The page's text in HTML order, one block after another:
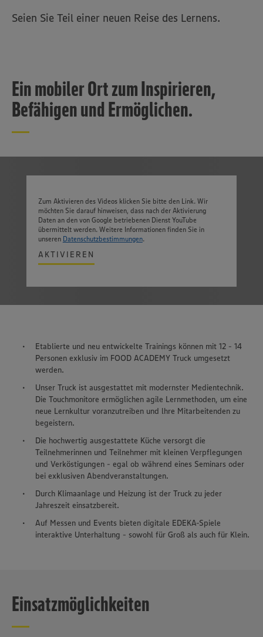
Seien Sie Teil einer neuen Reise des Lernens.
Ein mobiler Ort zum Inspirieren,
Befähigen und Ermöglichen.
Zum Aktivieren des Videos klicken Sie bitte den Link. Wir
möchten Sie darauf hinweisen, dass nach der Aktivierung
Daten an den von Google betriebenen Dienst YouTube
übermittelt werden. Weitere Informationen finden Sie in
unseren Datenschutzbestimmungen.
AKTIVIEREN
Etablierte und neu entwickelte Trainings können mit 12 - 14
Personen exklusiv im FOOD ACADEMY Truck umgesetzt
werden.
Unser Truck ist ausgestattet mit modernster Medientechnik.
Die Touchmonitore ermöglichen agile Lernmethoden, um eine
neue Lernkultur voranzutreiben und lhre Mitarbeitenden zu
begeistern.
Die hochwertig ausgestattete Küche versorgt die
Teilnehmerinnen und Teilnehmer mit kleinen Verpflegungen
und Verköstigungen - egal ob während eines Seminars oder
bei exklusiven Abendveranstaltungen.
Durch Klimaanlage und Heizung ist der Truck zu jeder
Jahreszeit einsatzbereit.
Auf Messen und Events bieten digitale EDEKA-Spiele
interaktive Unterhaltung - sowohl für Groß als auch für Klein.
Einsatzmöglichkeiten